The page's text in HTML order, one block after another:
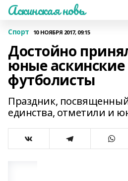
Аскинская новь
Спорт 10 НОЯБРЯ 2017, 09:15
Достойно
юные аскинские
футболисты
Праздник,
единства, отметили и